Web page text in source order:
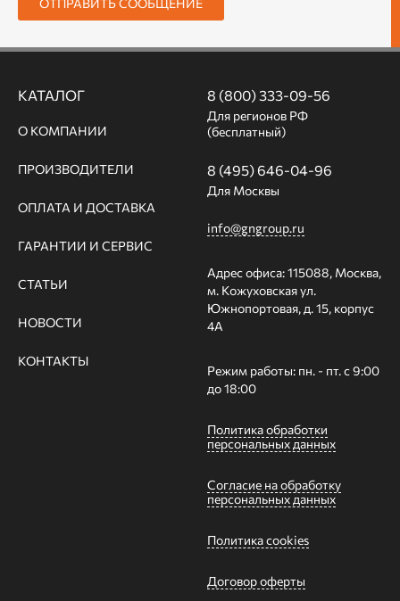
ОТПРАВИТЬ СООБЩЕНИЕ
КАТАЛОГ
О КОМПАНИИ
ПРОИЗВОДИТЕЛИ
ОПЛАТА И ДОСТАВКА
ГАРАНТИИ И СЕРВИС
СТАТЬИ
НОВОСТИ
КОНТАКТЫ
8 (800) 333-09-56
Для регионов РФ
(бесплатный)
8 (495) 646-04-96
Для Москвы
info@gngroup.ru
Адрес офиса: 115088, Москва,
м. Кожуховская ул.
Южнопортовая, д. 15, корпус
4А
Режим работы: пн. - пт. с 9:00
до 18:00
Политика обработки
персональных данных
Согласие на обработку
персональных данных
Политика cookies
Договор оферты